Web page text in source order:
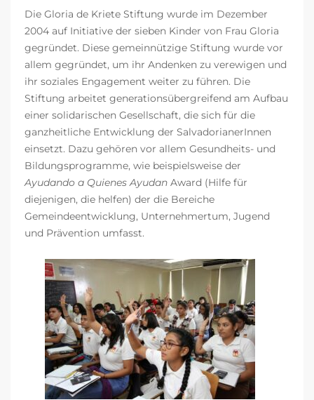
Die Gloria de Kriete Stiftung wurde im Dezember
2004 auf Initiative der sieben Kinder von Frau Gloria
gegründet. Diese gemeinnützige Stiftung wurde vor
allem gegründet, um ihr Andenken zu verewigen und
ihr soziales Engagement weiter zu führen. Die
Stiftung arbeitet generationsübergreifend am Aufbau
einer solidarischen Gesellschaft, die sich für die
ganzheitliche Entwicklung der SalvadorianerInnen
einsetzt. Dazu gehören vor allem Gesundheits- und
Bildungsprogramme, wie beispielsweise der
Ayudando a Quienes Ayudan Award (Hilfe für
diejenigen, die helfen) der die Bereiche
Gemeindeentwicklung, Unternehmertum, Jugend
und Prävention umfasst.